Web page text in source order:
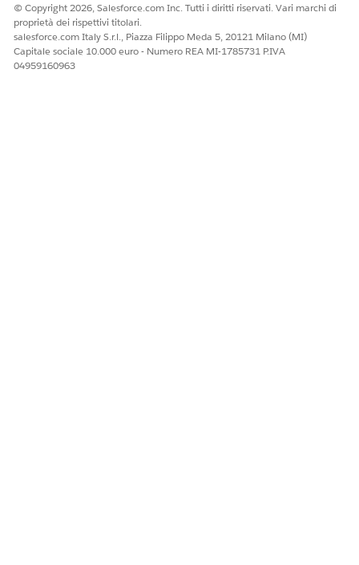
© Copyright 2026, Salesforce.com Inc. Tutti i diritti riservati. Vari marchi di
proprietà dei rispettivi titolari.
salesforce.com Italy S.r.l., Piazza Filippo Meda 5, 20121 Milano (MI)
Capitale sociale 10.000 euro - Numero REA MI-1785731 P.IVA
04959160963